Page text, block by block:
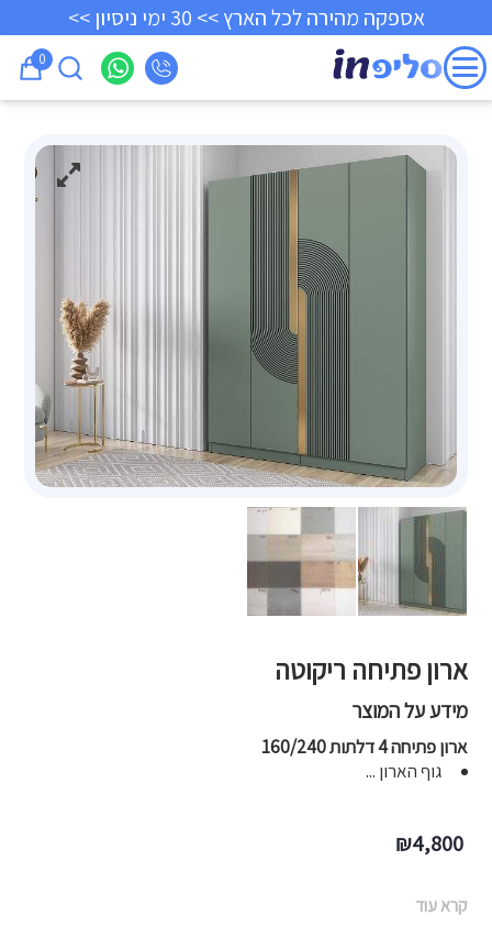
אספקה מהירה לכל הארץ >> 30 ימי ניסיון >>
0
ארון פתיחה ריקוטה
מידע על המוצר
ארון פתיחה 4 דלתות 160/240
גוף הארון ...
4,800
₪
קרא עוד